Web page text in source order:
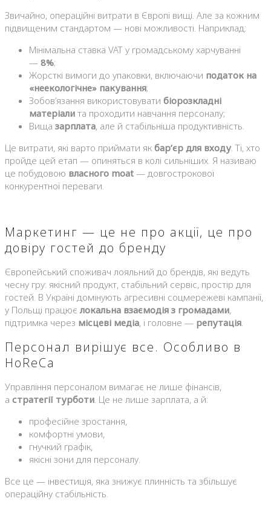
Звичайно, операційні витрати в Європі вищі. Але за кожним
підвищеним стандартом — нові можливості. Наприклад:
Мінімальна ставка VAT у громадському харчуванні
— 8%;
Жорсткі вимоги до упаковки, включаючи податок на
«неекологічне» пакування;
Зобов’язання використовувати біорозкладні
матеріали та проходити навчання персоналу;
Вища зарплата, але й стабільніша продуктивність.
Це витрати, які варто приймати як бар’єр для входу . Ті, хто
пройде цей етап — опиняться в колі сильніших. Я називаю
це побудовою власного moat — довгострокової
конкурентної переваги.
Маркетинг — це не про акції, це про
довіру гостей до бренду
Європейський споживач лояльний до брендів, які ведуть
чесну гру: якісний продукт, стабільний сервіс, простір для
гостей. В Україні домінують агресивні соцмережеві кампанії,
у Польщі працюєлокальна взаємодія з громадами,
підтримка через місцеві медіа, і головне — репутація.
Персонал вирішує все. Особливо в
HoReCa
Управління персоналом вимагає не лише фінансів,
а стратегії турботи. Це не лише зарплата, а й:
професійне зростання,
комфортні умови,
гнучкий графік,
якісні зони для персоналу.
Все це — інвестиція, яка знижує плинність та збільшує
операційну стабільність.